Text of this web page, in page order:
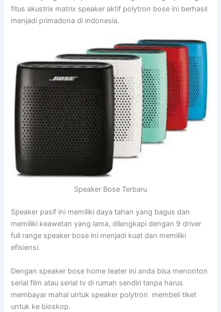
fitus akustrix matrix speaker aktif polytron bose ini berhasil
menjadi primadona di indonesia.
Speaker Bose Terbaru
Speaker pasif ini memiliki daya tahan yang bagus dan
memiliki keawetan yang lama, dilengkapi dengan 9 driver
full range speaker bose ini menjadi kuat dan memiliki
efisiensi.
Dengan speaker bose home teater ini anda bisa menonton
serial film atau serial tv di rumah sendiri tanpa harus
membayar mahal untuk speaker polytron membeli tiket
untuk ke bioskop.